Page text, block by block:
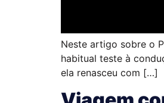
Neste artigo sobre o
habitual teste à
ela renasceu com […]